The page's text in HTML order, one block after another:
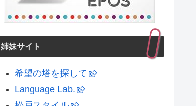
姉妹サイト
希望の塔を探して
Language Lab.